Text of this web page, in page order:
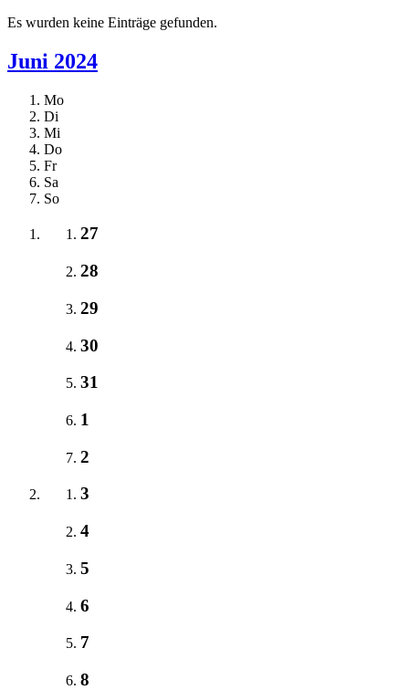
Es wurden keine Einträge gefunden.
Juni 2024
Mo
Di
Mi
Do
Fr
Sa
So
27
28
29
30
31
1
2
3
4
5
6
7
8